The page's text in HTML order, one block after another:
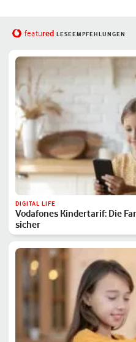
featured LESEEMPFEHLUNGEN
DIGITAL LIFE
Vodafones Kindertarif: Die
sicher